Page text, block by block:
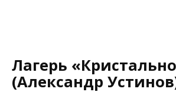
Лагерь
(Александр